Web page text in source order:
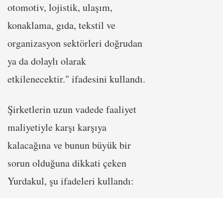
otomotiv, lojistik, ulaşım,
konaklama, gıda, tekstil ve
organizasyon sektörleri doğrudan
ya da dolaylı olarak
etkilenecektir." ifadesini kullandı.
Şirketlerin uzun vadede faaliyet
maliyetiyle karşı karşıya
kalacağına ve bunun büyük bir
sorun olduğuna dikkati çeken
Yurdakul, şu ifadeleri kullandı: